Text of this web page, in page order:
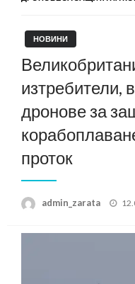
НОВИНИ
изтребители,
дронове за
проток
admin_zarata